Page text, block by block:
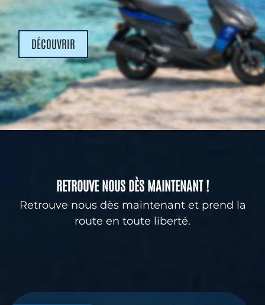
DÉCOUVRIR
RETROUVE NOUS DÈS MAINTENANT !
Retrouve nous dès maintenant et prend la
route en toute liberté.